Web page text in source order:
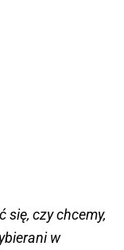
się, czy chcemy,
w